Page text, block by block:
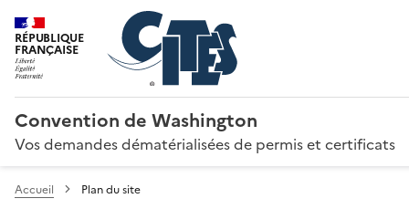
RÉPUBLIQUE
FRANÇAISE
Convention de Washington
Vos demandes dématérialisées de permis et certificats
Accueil Plan du site